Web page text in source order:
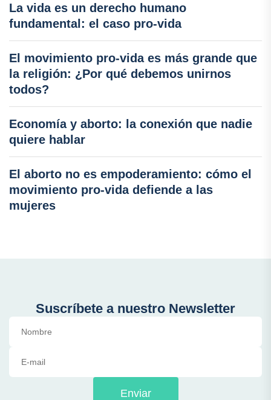
La vida es un derecho humano
fundamental: el caso pro-vida
El movimiento pro-vida es más grande que
la religión: ¿Por qué debemos unirnos
todos?
Economía y aborto: la conexión que nadie
quiere hablar
El aborto no es empoderamiento: cómo el
movimiento pro-vida defiende a las
mujeres
Suscríbete a nuestro Newsletter
Enviar